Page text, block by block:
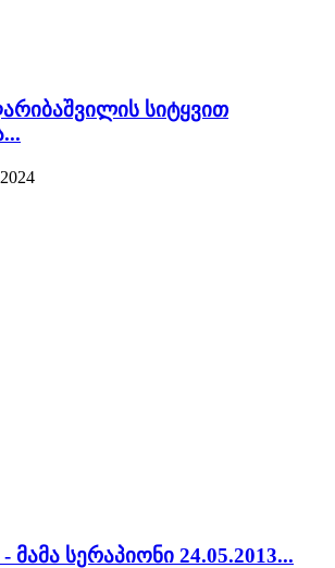
სიტყვით
მამა სერაპიონი 24.05.2013...